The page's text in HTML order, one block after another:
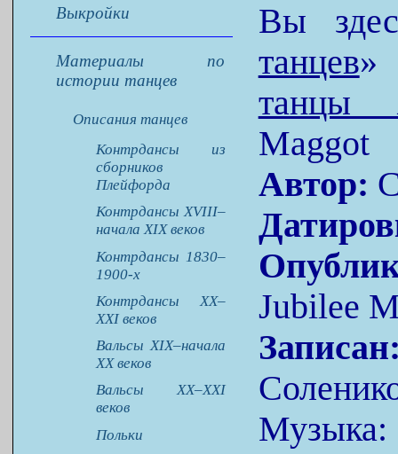
Выкройки
Материалы по
истории танцев
Описания танцев
Контрдансы из
сборников
Плейфорда
Контрдансы XVIII–
начала XIX веков
Контрдансы 1830–
1900-х
Контрдансы XX–
XXI веков
Вальсы XIX–начала
XX веков
Вальсы XX–XXI
веков
Польки
Вы
танцев
танцы
Maggot
Автор:
Jubilee
Музыка: